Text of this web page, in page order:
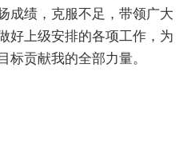
成绩，克服不足，带领广大
好上级安排的各项工作，为
标贡献我的全部力量。